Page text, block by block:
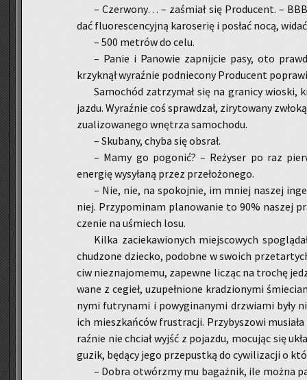
– Czer­wo­ny… – za­śmiał się Pro­du­cent. –
dać flu­ore­scen­cyj­ną ka­ro­se­rię i po­słać nocą,
– 500 me­trów do celu.
– Panie i Pa­no­wie za­pnij­cie pasy, oto
krzyk­nął wy­raź­nie pod­nie­co­ny Pro­du­cent
Sa­mo­chód za­trzy­mał się na gra­ni­cy wio­ski,
jaz­du. Wy­raź­nie coś spraw­dzał, zi­ry­to­wa­ny
zu­ali­zo­wa­ne­go wnę­trza sa­mo­cho­du.
– Sku­ba­ny, chyba się ob­srał.
– Mamy go po­go­nić? – Re­ży­ser po raz
ener­gię wy­sy­ła­ną przez prze­ło­żo­ne­go.
– Nie, nie, na spo­koj­nie, im mniej na­szej
niej. Przy­po­mi­nam pla­no­wa­nie to 90% na­szej
cze­nie na uśmiech losu.
Kilka za­cie­ka­wio­nych miej­sco­wych
chu­dzo­ne dziec­ko, po­dob­ne w swo­ich
ciw nie­zna­jo­me­mu, za­pew­ne li­cząc na tro­chę
wa­ne z ce­gieł, uzu­peł­nio­ne kra­dzio­ny­mi
ny­mi fu­try­na­mi i po­wy­gi­na­ny­mi drzwia­mi były
ich miesz­kań­ców fru­stra­cji. Przy­by­szo­wi
raź­nie nie chciał wyjść z po­jaz­du, mo­cu­jąc się
guzik, bę­dą­cy jego prze­pust­ką do cy­wi­li­za­cji o
– Dobra otwórz­my mu ba­gaż­nik, ile można